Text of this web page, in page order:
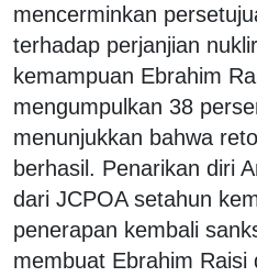
mencerminkan
terhadap perjanjian
kemampuan Ebrahim
mengumpulkan 38
menunjukkan bahwa
berhasil. Penarikan diri
dari JCPOA setahun
penerapan kembali
membuat Ebrahim Raisi